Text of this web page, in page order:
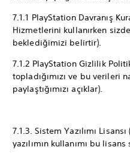
7.1.1 PlayStation Davranış
Hizmetlerini kullanırken
beklediğimizi belirtir).
7.1.2 PlayStation Gizlilik
topladığımızı ve bu verileri
paylaştığımızı açıklar).
7.1.3. Sistem Yazılımı
yazılımın kullanımı bu